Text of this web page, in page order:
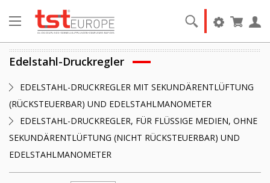
Edelstahl-Druckregler
EDELSTAHL-DRUCKREGLER MIT SEKUNDÄRENTLÜFTUNG
(RÜCKSTEUERBAR) UND EDELSTAHLMANOMETER
EDELSTAHL-DRUCKREGLER, FÜR FLÜSSIGE MEDIEN, OHNE
SEKUNDÄRENTLÜFTUNG (NICHT RÜCKSTEUERBAR) UND
EDELSTAHLMANOMETER